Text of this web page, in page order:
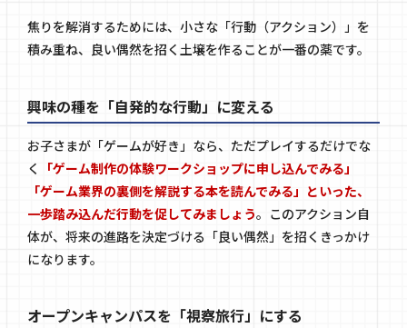
焦りを解消するためには、小さな「行動（アクション）」を
積み重ね、良い偶然を招く土壌を作ることが一番の薬です。
興味の種を「自発的な行動」に変える
お子さまが「ゲームが好き」なら、ただプレイするだけでな
く
「ゲーム制作の体験ワークショップに申し込んでみる」
「ゲーム業界の裏側を解説する本を読んでみる」といった、
一歩踏み込んだ行動を促してみましょう。このアクション自
体が、将来の進路を決定づける「良い偶然」を招くきっかけ
になります。
オープンキャンパスを「視察旅行」にする